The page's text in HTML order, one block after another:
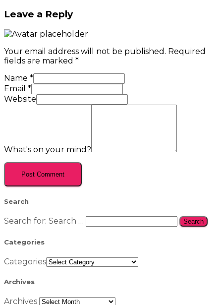
Leave a Reply
Your email address will not be published. Required
fields are marked *
Name *
Email *
Website
What's on your mind?
Search
Search for: Search …
Categories
Categories
Archives
Archives